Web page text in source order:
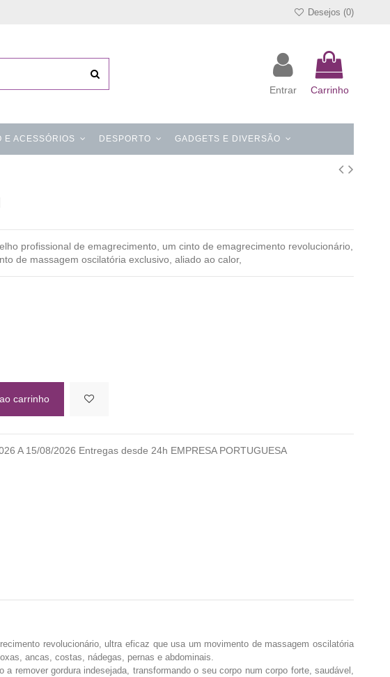
Desejos (0)
Entrar Carrinho
E ACESSÓRIOS DESPORTO GADGETS E DIVERSÃO
profissional de emagrecimento, um cinto de emagrecimento revolucionário,
de massagem oscilatória exclusivo, aliado ao calor,
carrinho
A 15/08/2026 Entregas desde 24h EMPRESA PORTUGUESA
revolucionário, ultra eficaz que usa um movimento de massagem oscilatória
ancas, costas, nádegas, pernas e abdominais.
remover gordura indesejada, transformando o seu corpo num corpo forte, saudável,